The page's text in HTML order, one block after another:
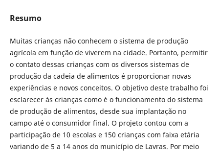
Resumo
Muitas crianças não conhecem o sistema de produção
agrícola em função de viverem na cidade. Portanto, permitir
o contato dessas crianças com os diversos sistemas de
produção da cadeia de alimentos é proporcionar novas
experiências e novos conceitos. O objetivo deste trabalho foi
esclarecer às crianças como é o funcionamento do sistema
de produção de alimentos, desde sua implantação no
campo até o consumidor final. O projeto contou com a
participação de 10 escolas e 150 crianças com faixa etária
variando de 5 a 14 anos do município de Lavras. Por meio